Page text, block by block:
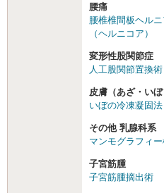
腰痛
腰椎椎間板ヘル
（ヘルニコア）
変形性股関節症
人工股関節置換術
皮膚（あざ・いぼ
いぼの冷凍凝固法
その他 乳腺科系
マンモグラフィー
子宮筋腫
子宮筋腫摘出術